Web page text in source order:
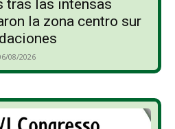
tras las intensas
la zona centro sur
08/2026